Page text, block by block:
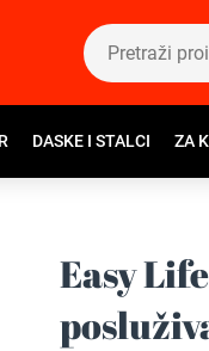
DASKE I STALCI ZA
Easy